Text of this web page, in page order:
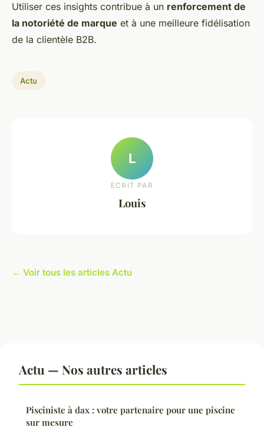
Utiliser ces insights contribue à un renforcement de
la notoriété de marque et à une meilleure fidélisation
de la clientèle B2B.
Actu
L
ECRIT PAR
Louis
← Voir tous les articles Actu
Actu — Nos autres articles
Pisciniste à dax : votre partenaire pour une piscine
sur mesure